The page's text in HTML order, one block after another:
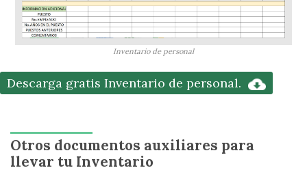
Inventario de personal
Descarga gratis Inventario de personal.
Otros documentos auxiliares para
llevar tu Inventario